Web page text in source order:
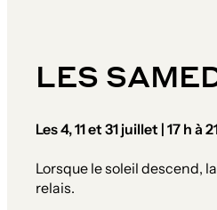
LES
Les 4, 11 et 31 juillet | 17 h à
Lorsque le soleil descend,
relais.